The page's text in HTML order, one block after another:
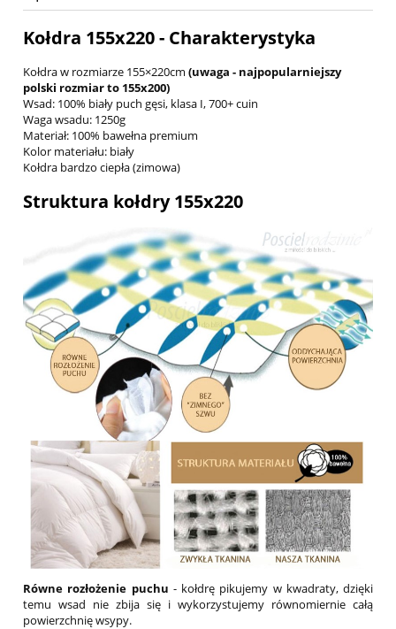
Kołdra 155x220 - Charakterystyka
Kołdra w rozmiarze 155×220cm (uwaga - najpopularniejszy
polski rozmiar to 155x200)
Wsad: 100% biały puch gęsi, klasa I, 700+ cuin
Waga wsadu: 1250g
Materiał: 100% bawełna premium
Kolor materiału: biały
Kołdra bardzo ciepła (zimowa)
Struktura kołdry 155x220
Równe rozłożenie puchu - kołdrę pikujemy w kwadraty, dzięki
temu wsad nie zbija się i wykorzystujemy równomiernie całą
powierzchnię wsypy.